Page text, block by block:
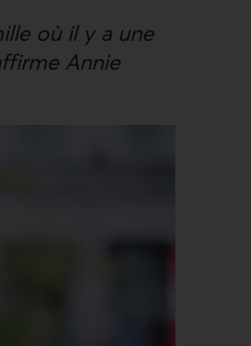
où il y a une
Annie